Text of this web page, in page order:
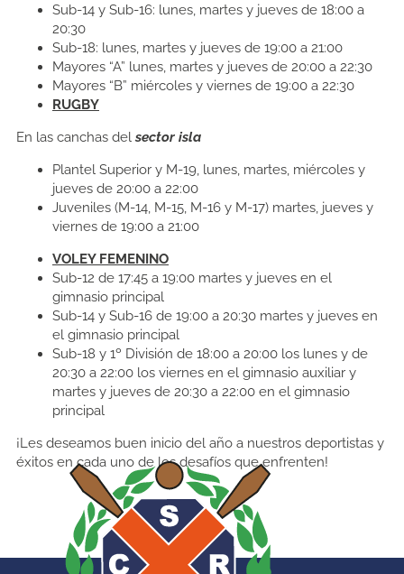
Sub-14 y Sub-16: lunes, martes y jueves de 18:00 a
20:30
Sub-18: lunes, martes y jueves de 19:00 a 21:00
Mayores “A” lunes, martes y jueves de 20:00 a 22:30
Mayores “B” miércoles y viernes de 19:00 a 22:30
RUGBY
En las canchas delsector isla
Plantel Superior y M-19, lunes, martes, miércoles y
jueves de 20:00 a 22:00
Juveniles (M-14, M-15, M-16 y M-17) martes, jueves y
viernes de 19:00 a 21:00
VOLEY FEMENINO
Sub-12 de 17:45 a 19:00 martes y jueves en el
gimnasio principal
Sub-14 y Sub-16 de 19:00 a 20:30 martes y jueves en
el gimnasio principal
Sub-18 y 1º División de 18:00 a 20:00 los lunes y de
20:30 a 22:00 los viernes en el gimnasio auxiliar y
martes y jueves de 20:30 a 22:00 en el gimnasio
principal
¡Les deseamos buen inicio del año a nuestros deportistas y
éxitos en cada uno de los desafíos que enfrenten!